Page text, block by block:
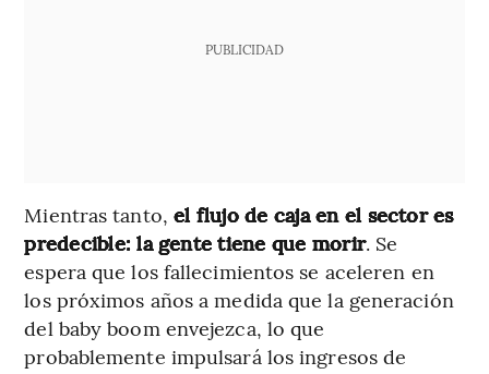
PUBLICIDAD
Mientras tanto, el flujo de caja en el sector es
predecible: la gente tiene que morir. Se
espera que los fallecimientos se aceleren en
los próximos años a medida que la generación
del baby boom envejezca, lo que
probablemente impulsará los ingresos de